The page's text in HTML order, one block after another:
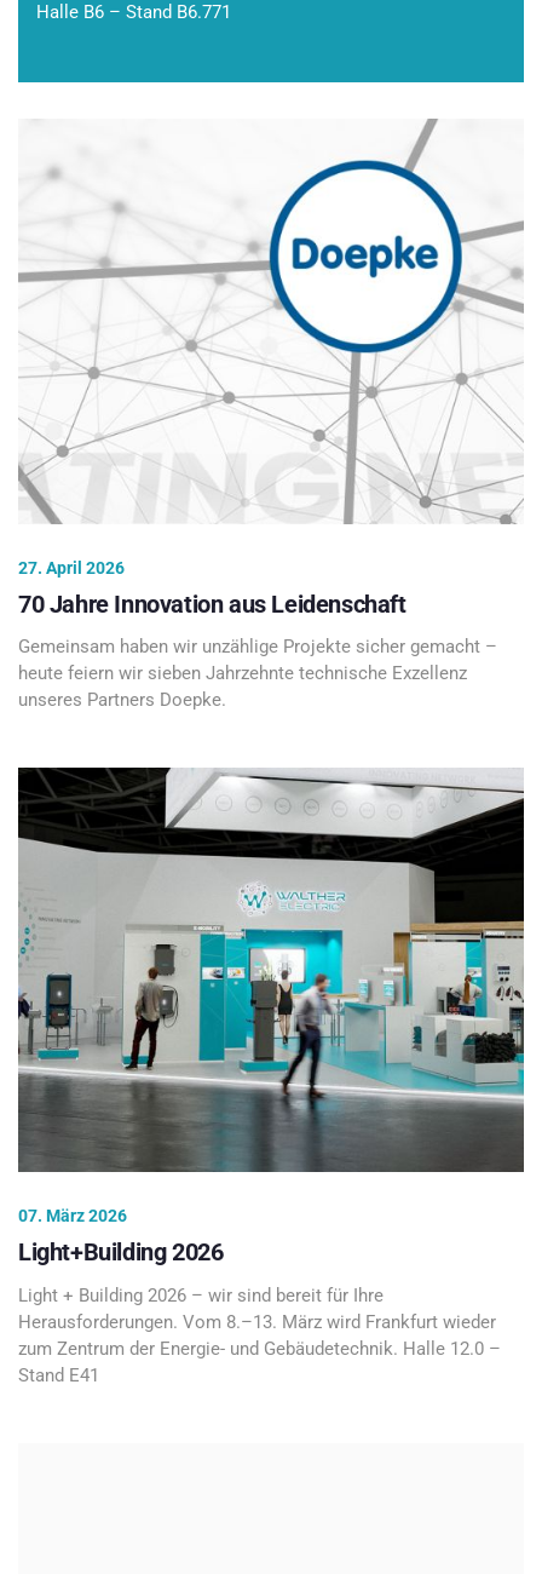
Halle B6 – Stand B6.771
27. April 2026
70 Jahre Innovation aus Leidenschaft
Gemeinsam haben wir unzählige Projekte sicher gemacht –
heute feiern wir sieben Jahrzehnte technische Exzellenz
unseres Partners Doepke.
07. März 2026
Light+Building 2026
Light + Building 2026 – wir sind bereit für Ihre
Herausforderungen. Vom 8.–13. März wird Frankfurt wieder
zum Zentrum der Energie- und Gebäudetechnik. Halle 12.0 –
Stand E41